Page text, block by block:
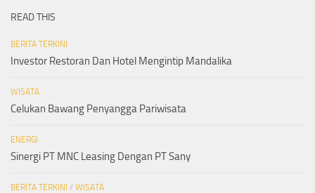
READ THIS
BERITA TERKINI
Investor Restoran Dan Hotel Mengintip Mandalika
WISATA
Celukan Bawang Penyangga Pariwisata
ENERGI
Sinergi PT MNC Leasing Dengan PT Sany
BERITA TERKINI / WISATA